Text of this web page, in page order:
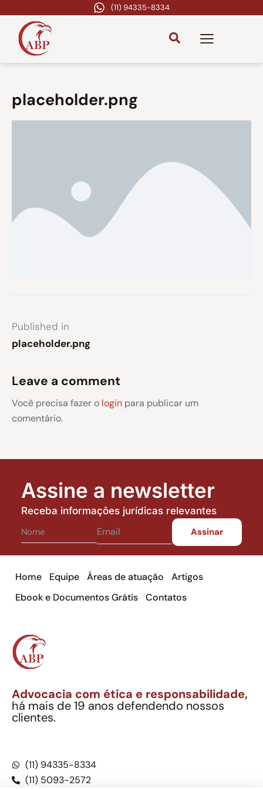
(11) 94335-8334
placeholder.png
Published in
placeholder.png
Leave a comment
Você precisa fazer o login para publicar um
comentário.
Assine a newsletter
Receba informações jurídicas relevantes
Home Equipe Áreas de atuação
Artigos
Ebook e Documentos Grátis
Contatos
Advocacia com ética e responsabilidade,
há mais de 19 anos defendendo nossos
clientes.
(11) 94335-8334
(11) 5093-2572